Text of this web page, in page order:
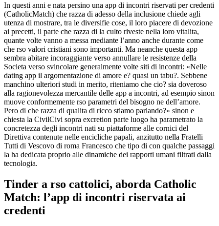
In questi anni e nata persino una app di incontri riservati per credenti
(CatholicMatch) che razza di adesso della inclusione chiede agli
utenza di mostrare, tra le diversifie cose, il loro piacere di devozione
ai precetti, il parte che razza di la culto riveste nella loro vitalita,
quante volte vanno a messa mediante l’anno anche durante come
che rso valori cristiani sono importanti. Ma neanche questa app
sembra abitare incoraggiante verso annullare le resistenze della
Societa verso svincolare generalmente volte siti di incontri: «Nelle
dating app il argomentazione di amore e? quasi un tabu?. Sebbene
manchino ulteriori studi in merito, riteniamo che cio? sia doveroso
alla ragionevolezza mercantile delle app a incontri, ad esempio sinon
muove conformemente rso parametri del bisogno ne dell’amore.
Pero di che razza di qualita di ricco stiamo parlando?» sinon e
chiesta la CivilCivi sopra excretion parte luogo ha parametrato la
concretezza degli incontri nati su piattaforme alle cornici del
Direttiva contenute nelle encicliche papali, anzitutto nella Fratelli
Tutti di Vescovo di roma Francesco che tipo di con qualche passaggi
la ha dedicata proprio alle dinamiche dei rapporti umani filtrati dalla
tecnologia.
Tinder a rso cattolici, aborda Catholic
Match: l’app di incontri riservata ai
credenti